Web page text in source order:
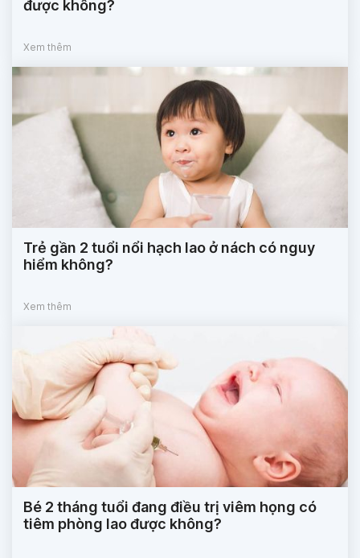
được không?
Xem thêm
Trẻ gần 2 tuổi nổi hạch lao ở nách có nguy
hiểm không?
Xem thêm
Bé 2 tháng tuổi đang điều trị viêm họng có
tiêm phòng lao được không?